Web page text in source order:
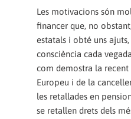
Les motivacions són
financer que, no
estatals i obté uns
consciència cada
com demostra la
Europeu i de la
les retallades en
se retallen drets dels